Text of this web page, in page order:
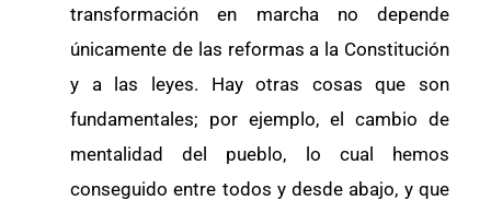
transformación en marcha no depende
únicamente de las reformas a la Constitución
y a las leyes. Hay otras cosas que son
fundamentales; por ejemplo, el cambio de
mentalidad del pueblo, lo cual hemos
conseguido entre todos y desde abajo, y que